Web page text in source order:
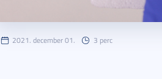
2021. december 01. 3 perc